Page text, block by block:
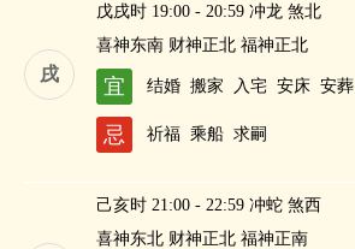
戌
戊戌时 19:00 - 20:59 冲龙 煞北
喜神东南 财神正北 福神正北
宜 结婚 搬家 入宅 安床 安葬
忌 祈福 乘船 求嗣
己亥时 21:00 - 22:59 冲蛇 煞西
喜神东北 财神正北 福神正南